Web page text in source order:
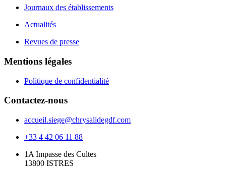
Journaux des établissements
Actualités
Revues de presse
Mentions légales
Politique de confidentialité
Contactez-nous
accueil.siege@chrysalidegdf.com
+33 4 42 06 11 88
1A Impasse des Cultes
13800 ISTRES